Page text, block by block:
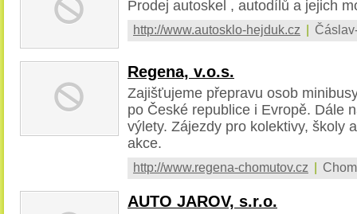
Prodej autoskel , autodílů a jejich
http://www.autosklo-hejduk.cz |
Regena, v.o.s.
Zajišťujeme přepravu osob
po České republice i Evropě. Dále
výlety. Zájezdy pro kolektivy, školy
akce.
http://www.regena-chomutov.cz |
AUTO JAROV, s.r.o.